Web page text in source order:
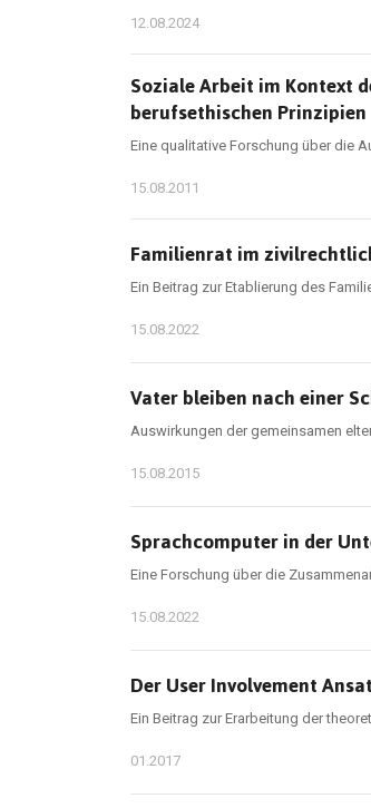
12.08.2024
Soziale Arbeit im Kontext
berufsethischen Prinzipien
Eine qualitative Forschung über die
15.08.2011
Familienrat im
Ein Beitrag zur Etablierung des
15.08.2022
Vater bleiben nach einer
Auswirkungen der gemeinsamen
15.08.2015
Sprachcomputer in der
Eine Forschung über die
15.08.2022
Der User Involvement
Ein Beitrag zur Erarbeitung der
01.2017